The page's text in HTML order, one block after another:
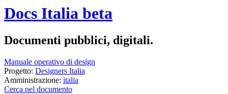
Docs Italia beta
Documenti pubblici, digitali.
Manuale operativo di design
Progetto: Designers Italia
Amministrazione: italia
Cerca nel documento